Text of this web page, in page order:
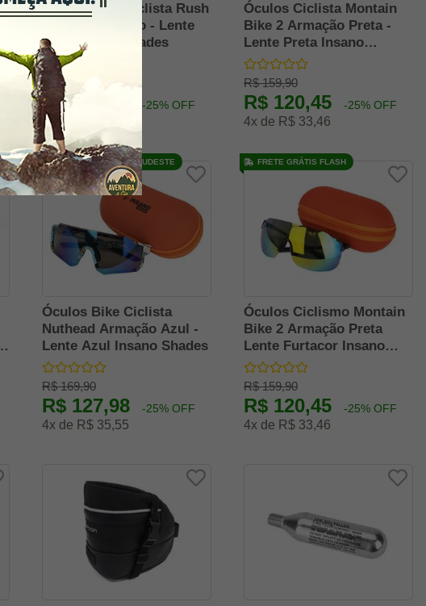
Óculos Bike Ciclista Rush
I Armação Preto - Lente
Azul Insano Shades
R$ 169,90
R$ 127,98 -25% OFF
4x de R$ 35,55
Óculos Ciclista Montain
Bike 2 Armação Preta -
Lente Preta Insano
Shades
R$ 159,90
R$ 120,45 -25% OFF
4x de R$ 33,46
Óculos Bike Ciclista
Nuthead Armação Azul -
Lente Azul Insano Shades
R$ 169,90
R$ 127,98 -25% OFF
4x de R$ 35,55
FRETE GRÁTIS SUL/SUDESTE
Óculos Ciclismo Montain
Bike 2 Armação Preta
Lente Furtacor Insano
Shades
R$ 159,90
R$ 120,45 -25% OFF
4x de R$ 33,46
FRETE GRÁTIS FLASH